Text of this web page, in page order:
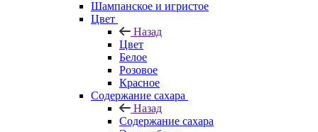
Шампанское и игристое
Цвет
Назад
Цвет
Белое
Розовое
Красное
Содержание сахара
Назад
Содержание сахара